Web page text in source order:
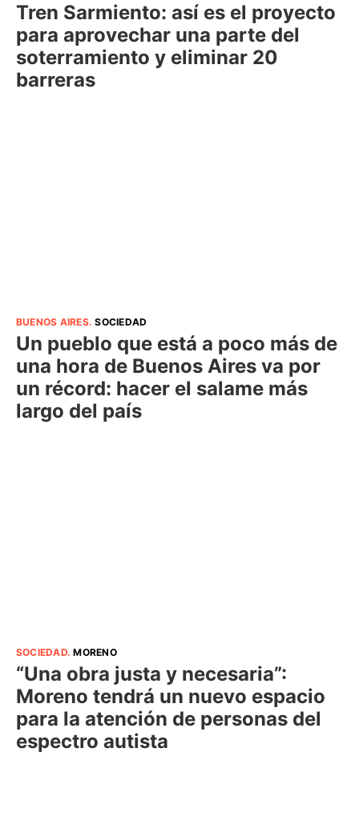
Tren Sarmiento: así es el proyecto
para aprovechar una parte del
soterramiento y eliminar 20
barreras
BUENOS AIRES.SOCIEDAD
Un pueblo que está a poco más de
una hora de Buenos Aires va por
un récord: hacer el salame más
largo del país
SOCIEDAD.MORENO
“Una obra justa y necesaria”:
Moreno tendrá un nuevo espacio
para la atención de personas del
espectro autista